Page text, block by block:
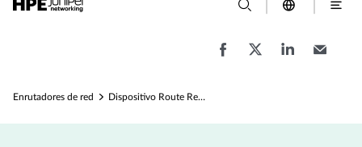
Enrutadores de red Dispositivo Route Reflector JRR200